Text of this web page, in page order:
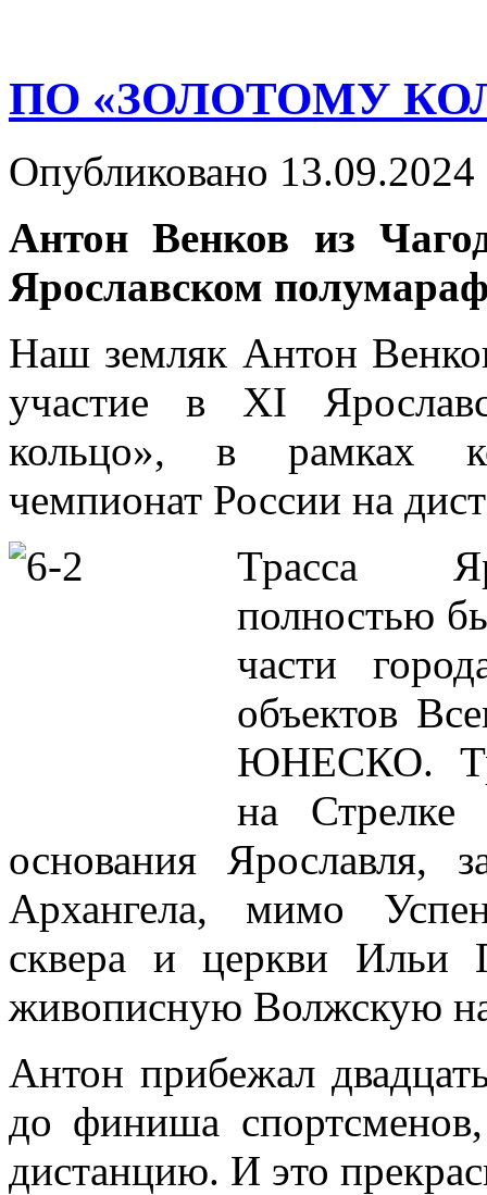
ПО «ЗОЛОТОМУ
Опубликовано
Антон Венков из
Ярославском
Наш земляк Антон
участие в ХI
кольцо», в рамках
чемпионат России на
Трасса
полностью
части
объектов
ЮНЕСКО.
на
основания Ярославля,
Архангела, мимо
сквера и церкви Ильи
живописную Волжскую
Антон прибежал
до финиша
дистанцию. И это